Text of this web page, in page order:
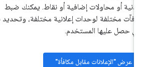
أو محاولات إضافية أو نقاط. يمكنك ضبط
مختلفة لوحدات إعلانية مختلفة، وتحديد قيم
حصل عليها المستخدم.
عرض "الإعلانات مقابل مكافأة"